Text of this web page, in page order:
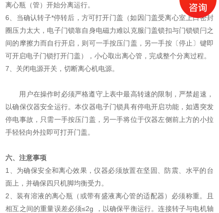
离心瓶（管）开始分离运行。
6、当确认转子*停转后，方可打开门盖（如因门盖受离心室上口密封
圈压力太大，电子门锁靠自身电磁力难以克服门盖锁扣与门锁锁闩之
间的摩擦力而自行开启，则可一手按压门盖，另一手按〔停止〕键即
可开启电子门锁打开门盖），小心取出离心管，完成整个分离过程。
7、关闭电源开关，切断离心机电源。
用户在操作时必须严格遵守上表中最高转速的限制，严禁超速，
以确保仪器安全运行。本仪器电子门锁具有停电开启功能，如遇突发
停电事故，只需一手按压门盖，另一手将位于仪器左侧前上方的小拉
手轻轻向外拉即可打开门盖。
六、注意事项
1、为确保安全和离心效果，仪器必须放置在坚固、防震、水平的台
面上，并确保四只机脚均衡受力。
2、装有溶液的离心瓶（或带有盛液离心管的适配器）必须称重。且
相互之间的重量误差必须≤2g ，以确保平衡运行。连接转子与电机轴